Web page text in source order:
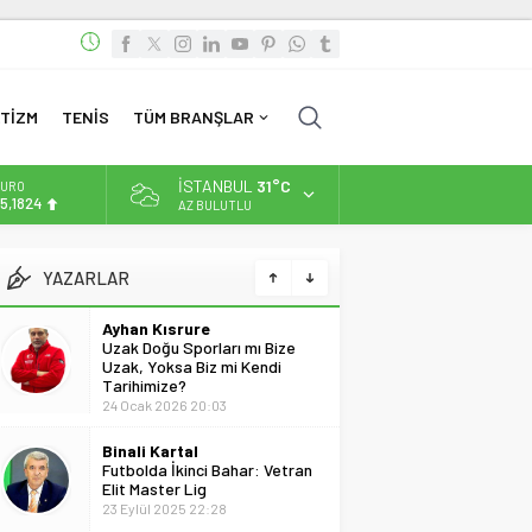
TENİS TÜM BRANŞLAR
6.662,10
DOLAR
47,6954
İSTANBUL 31°C
AZ BULUTLU
YAZARLARUzak, Yoksa Biz mi Kendi
Binali Kartal
Futbolda İkinci Bahar: Vetran
Elit Master Lig
Can Batumlu
Borç Ödendi
18 Aralık 2022 23:41